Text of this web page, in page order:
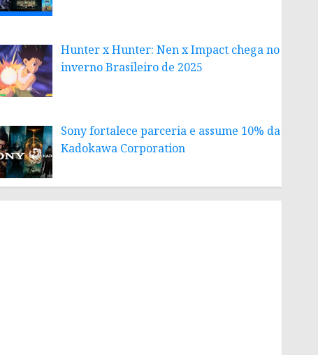
Hunter x Hunter: Nen x Impact chega no
inverno Brasileiro de 2025
Sony fortalece parceria e assume 10% da
Kadokawa Corporation